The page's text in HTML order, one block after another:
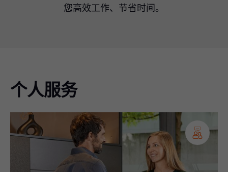
您高效工作、节省时间。
个人服务